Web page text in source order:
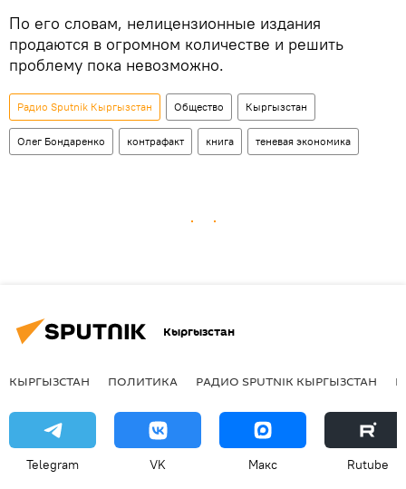
По его словам, нелицензионные издания
продаются в огромном количестве и решить
проблему пока невозможно.
Радио Sputnik Кыргызстан Общество Кыргызстан
Олег Бондаренко контрафакт книга теневая экономика
Кыргызстан
КЫРГЫЗСТАН ПОЛИТИКА РАДИО SPUTNIK КЫРГЫЗСТАН
Telegram VK Макс Rutube